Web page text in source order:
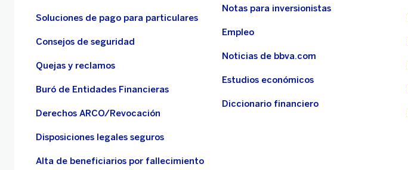
Soluciones de pago para particulares
Consejos de seguridad
Quejas y reclamos
Buró de Entidades Financieras
Derechos ARCO/Revocación
Disposiciones legales seguros
Alta de beneficiarios por fallecimiento
Notas para inversionistas
Empleo
Noticias de bbva.com
Estudios económicos
Diccionario financiero